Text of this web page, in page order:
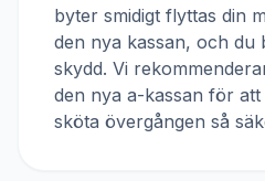
byter smidigt flyttas din
den nya kassan, och du
skydd. Vi
den nya a-kassan för
sköta övergången så